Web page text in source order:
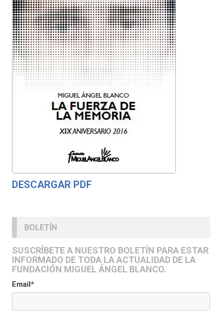
DESCARGAR PDF
BOLETÍN
SUSCRÍBETE A NUESTRO BOLETÍN PARA ESTAR
INFORMADO DE TODA LA ACTUALIDAD DE LA
FUNDACIÓN MIGUEL ÁNGEL BLANCO.
Email*